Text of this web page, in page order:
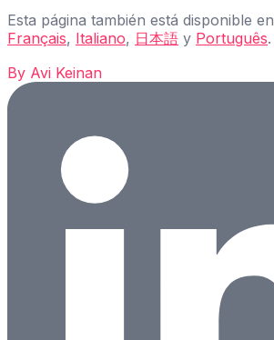
Esta página también está disponible en
Français, Italiano, 日本語 y Português.
By Avi Keinan